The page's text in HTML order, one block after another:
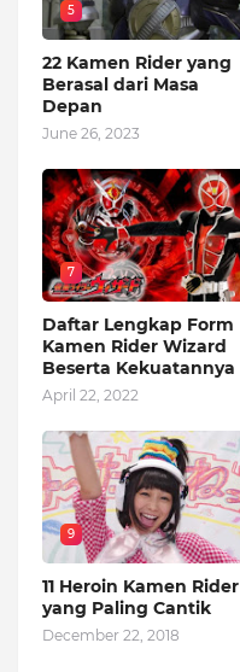
5
22 Kamen Rider yang
Berasal dari Masa
Depan
June 26, 2023
7
Daftar Lengkap Form
Kamen Rider Wizard
Beserta Kekuatannya
April 22, 2022
9
11 Heroin Kamen Rider
yang Paling Cantik
December 22, 2018